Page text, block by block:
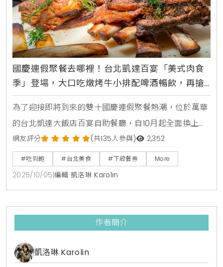
國慶連假聚餐去哪裡！台北凱達百宴「美式肉食
季」登場，大口吃燉烤牛小排配啤酒暢飲，再搶
買10送5餐券
為了迎接即將到來的雙十國慶連假聚餐熱潮，位於萬華
的台北凱達大飯店百宴自助餐廳，自10月起全面換上新
主題，盛大推出「美式肉食季」限定料理，主廚團隊以
豪邁的美式風味為靈感，設計超過十道全新肉食菜色，
並提供柏克金啤酒無限暢飲，讓消費者能盡情大快朵
頤，同時更首度與新北市在地小農合作，將新鮮的山藥
宴。美式經典肉食饗宴，燉烤牛小排成亮點此次「美式
網友評分 (共135人參與) 2,352
#吃到飽 #台北美食 #下殺餐券 More
2025/10/05 編輯 凱洛琳 Karolin
作者簡介
凱洛琳 Karolin